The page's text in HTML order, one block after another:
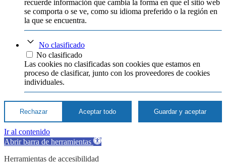
recuerde información que cambia la forma en que el sitio web
se comporta o se ve, como su idioma preferido o la región en
la que se encuentra.
No clasificado
No clasificado
Las cookies no clasificadas son cookies que estamos en
proceso de clasificar, junto con los proveedores de cookies
individuales.
Rechazar Aceptar todo Guardar y aceptar
Ir al contenido
Abrir barra de herramientas
Herramientas de accesibilidad